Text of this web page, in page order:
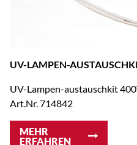
UV-LAMPEN-
UV-Lampen-austauschkit
Art.Nr. 714842
MEHR
ERFAHREN